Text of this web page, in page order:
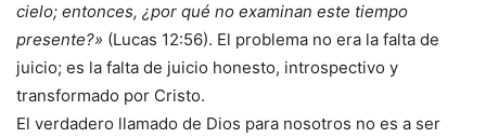
cielo; entonces, ¿por qué no examinan este tiempo
presente?» (Lucas 12:56). El problema no era la falta de
juicio; es la falta de juicio honesto, introspectivo y
transformado por Cristo.
El verdadero llamado de Dios para nosotros no es a ser